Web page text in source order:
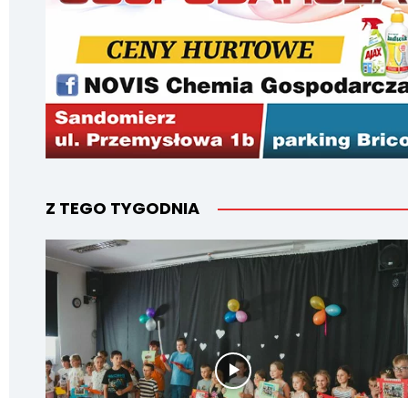
Z TEGO TYGODNIA